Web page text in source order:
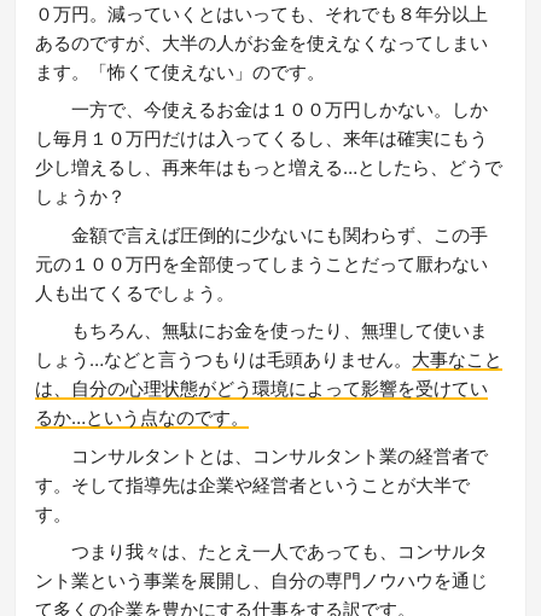
０万円。減っていくとはいっても、それでも８年分以上
あるのですが、大半の人がお金を使えなくなってしまい
ます。「怖くて使えない」のです。
一方で、今使えるお金は１００万円しかない。しか
し毎月１０万円だけは入ってくるし、来年は確実にもう
少し増えるし、再来年はもっと増える…としたら、どうで
しょうか？
金額で言えば圧倒的に少ないにも関わらず、この手
元の１００万円を全部使ってしまうことだって厭わない
人も出てくるでしょう。
もちろん、無駄にお金を使ったり、無理して使いま
しょう…などと言うつもりは毛頭ありません。 大事なこと
は、自分の心理状態がどう環境によって影響を受けてい
るか…という点なのです。
コンサルタントとは、コンサルタント業の経営者で
す。そして指導先は企業や経営者ということが大半で
す。
つまり我々は、たとえ一人であっても、コンサルタ
ント業という事業を展開し、自分の専門ノウハウを通じ
て多くの企業を豊かにする仕事をする訳です。